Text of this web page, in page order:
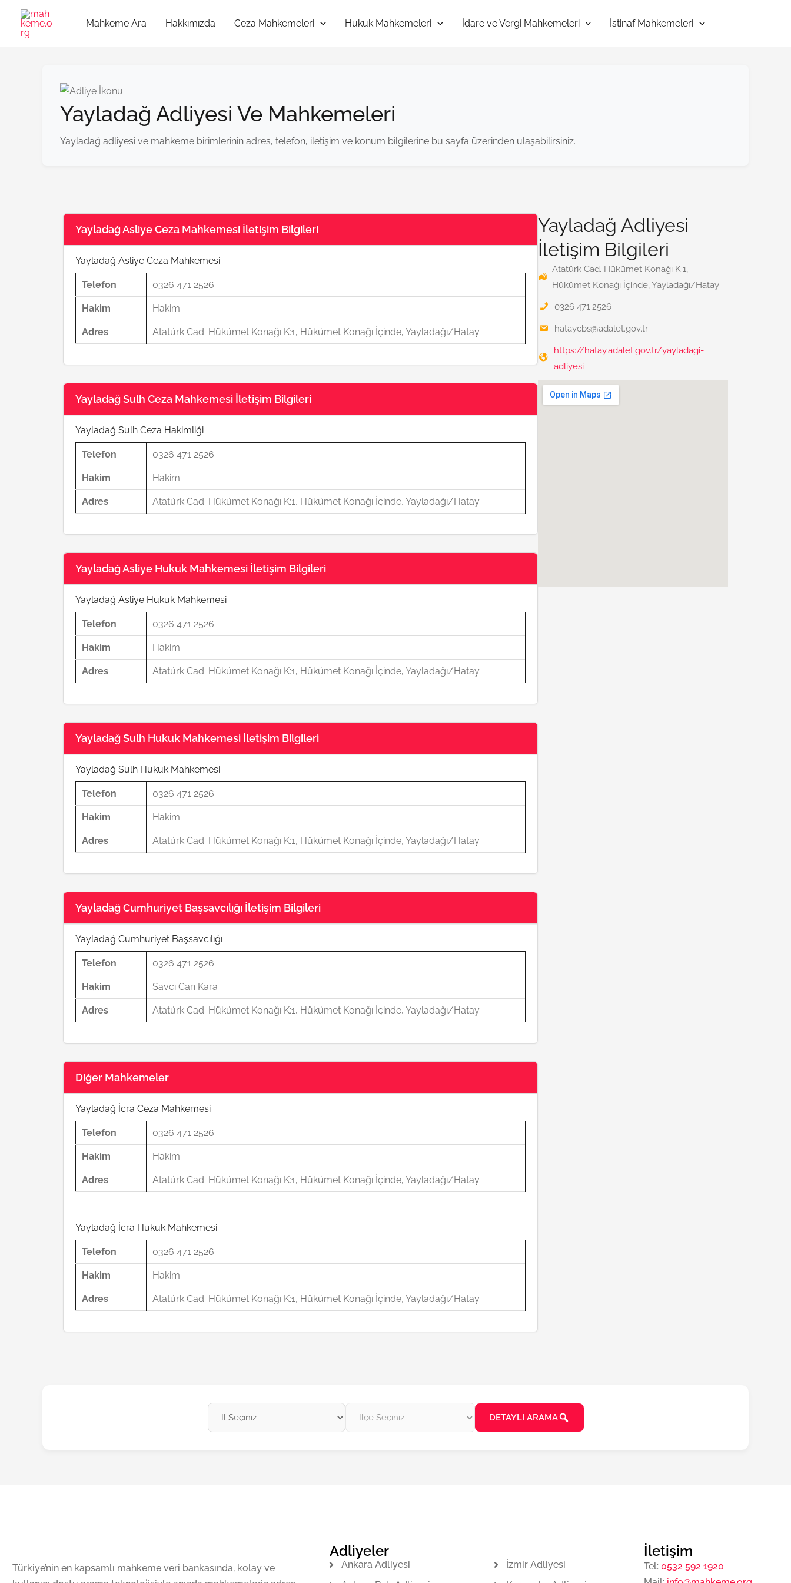
İçeriğe
Mahkeme Ara Hakkımızda Ceza Mahkemeleri Hukuk Mahkemeleri İdare ve Vergi Mahkemeleri İstinaf Mahkemeleri
Yayladağ Adliyesi Ve Mahkemeleri
Yayladağ adliyesi ve mahkeme birimlerinin adres, telefon, iletişim ve konum bilgilerine bu sayfa üzerinden ulaşabilirsiniz.
Yayladağ Asliye Ceza Mahkemesi İletişim Bilgileri
Yayladağ Asliye Ceza Mahkemesi
Telefon 0326 471 2526
Hakim Hakim
Adres Atatürk Cad. Hükümet Konağı K:1, Hükümet Konağı İçinde, Yayladağı/Hatay
Yayladağ Sulh Ceza Mahkemesi İletişim Bilgileri
Yayladağ Sulh Ceza Hakimliği
Telefon 0326 471 2526
Hakim Hakim
Adres Atatürk Cad. Hükümet Konağı K:1, Hükümet Konağı İçinde, Yayladağı/Hatay
Yayladağ Asliye Hukuk Mahkemesi İletişim Bilgileri
Yayladağ Asliye Hukuk Mahkemesi
Telefon 0326 471 2526
Hakim Hakim
Adres Atatürk Cad. Hükümet Konağı K:1, Hükümet Konağı İçinde, Yayladağı/Hatay
Yayladağ Sulh Hukuk Mahkemesi İletişim Bilgileri
Yayladağ Sulh Hukuk Mahkemesi
Telefon 0326 471 2526
Hakim Hakim
Adres Atatürk Cad. Hükümet Konağı K:1, Hükümet Konağı İçinde, Yayladağı/Hatay
Yayladağ Cumhuriyet Başsavcılığı İletişim Bilgileri
Yayladağ Cumhuriyet Başsavcılığı
Telefon 0326 471 2526
Hakim Savcı Can Kara
Adres Atatürk Cad. Hükümet Konağı K:1, Hükümet Konağı İçinde, Yayladağı/Hatay
Diğer Mahkemeler
Yayladağ İcra Ceza Mahkemesi
Telefon 0326 471 2526
Hakim Hakim
Adres Atatürk Cad. Hükümet Konağı K:1, Hükümet Konağı İçinde, Yayladağı/Hatay
Yayladağ İcra Hukuk Mahkemesi
Telefon 0326 471 2526
Hakim Hakim
Adres Atatürk Cad. Hükümet Konağı K:1, Hükümet Konağı İçinde, Yayladağı/Hatay
Yayladağ Adliyesi
İletişim Bilgileri
Atatürk Cad. Hükümet Konağı K:1,
Hükümet Konağı İçinde, Yayladağı/Hatay
0326 471 2526
hataycbs@adalet.gov.tr
https://hatay.adalet.gov.tr/yayladagi-
adliyesi
DETAYLI ARAMA
Türkiye’nin en kapsamlı mahkeme veri bankasında, kolay ve
Adliyeler
Ankara Adliyesi
İzmir Adliyesi
İletişim
Tel: 0532 592 1920